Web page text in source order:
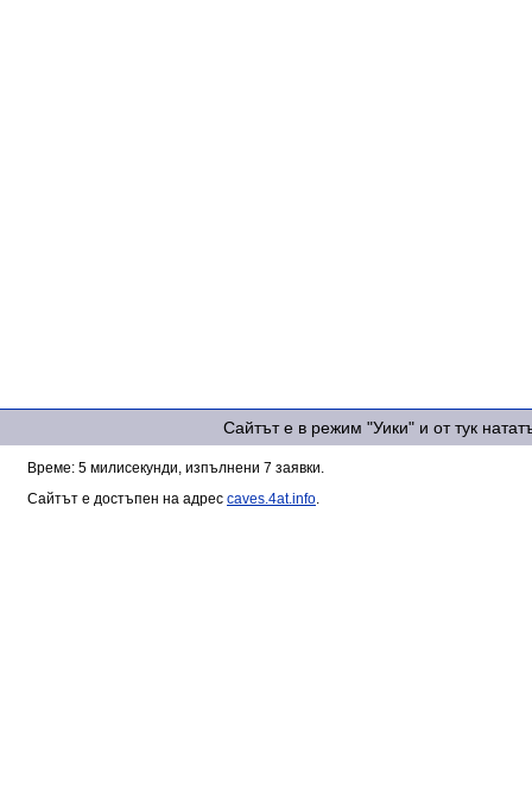
Сайтът е в режим "Уики" и от тук
Време: 5 милисекунди, изпълнени 7 заявки.
Сайтът е достъпен на адрес caves.4at.info.